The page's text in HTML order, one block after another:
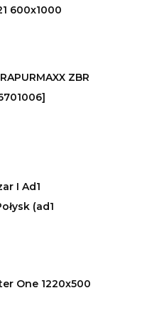
600x1000
ZBR
I Ad1
(ad1
One 1220x500